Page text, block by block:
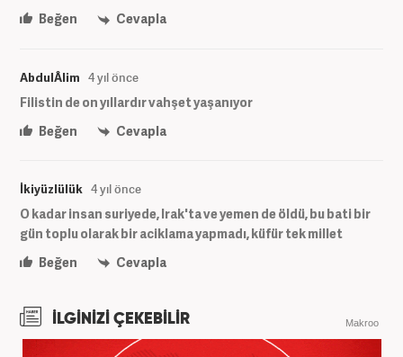
Beğen
Cevapla
AbdulÂlim 4 yıl önce
Filistin de on yıllardır vahşet yaşanıyor
Beğen
Cevapla
İkiyüzlülük 4 yıl önce
O kadar insan suriyede, Irak'ta ve yemen de öldü, bu bati bir
gün toplu olarak bir aciklama yapmadı, küfür tek millet
Beğen
Cevapla
İLGİNİZİ ÇEKEBİLİR Makroo